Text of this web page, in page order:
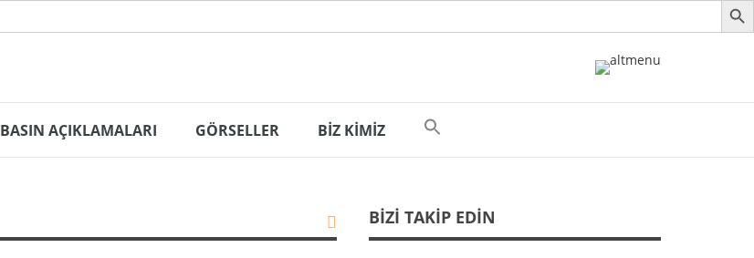
BASIN AÇIKLAMALARI GÖRSELLER BİZ KİMİZ
BIZI TAKIP EDIN